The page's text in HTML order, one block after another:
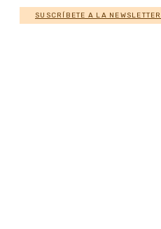
SUSCRÍBETE A LA NEWSLETTER